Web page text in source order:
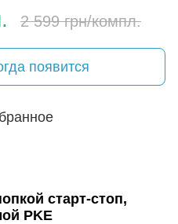
2 599 грн/компл.
появится
старт-стоп,
PKE